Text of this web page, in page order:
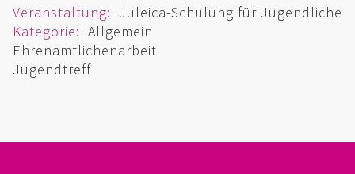
KONZEPTION
Veranstaltung: Juleica-Schulung für Jugendliche
Kategorie: Allgemein
Ehrenamtlichenarbeit
Jugendtreff